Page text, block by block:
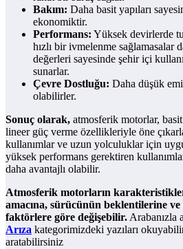
Bakım: Daha basit yapıları
ekonomiktir.
Performans: Yüksek devirlerde
hızlı bir ivmelenme
değerleri sayesinde şehir içi
sunarlar.
Çevre Dostluğu: Daha düşük
olabilirler.
Sonuç olarak, atmosferik motorlar,
lineer güç verme özellikleriyle öne
kullanımlar ve uzun yolculuklar için
yüksek performans gerektiren
daha avantajlı olabilir.
Atmosferik motorların
amacına, sürücünün beklentilerine
faktörlere göre değişebilir. Arabanızla
Arıza kategorimizdeki yazıları
aratabilirsiniz